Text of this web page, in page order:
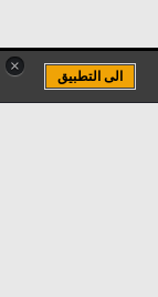
×
الى التطبيق